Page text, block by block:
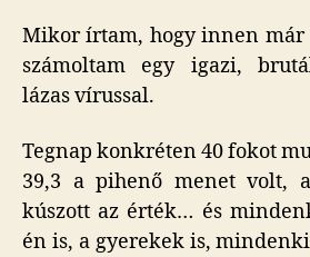
Mikor írtam, hogy innen már
számoltam egy igazi,
lázas vírussal.
Tegnap konkréten 40 fokot
39,3 a pihenő menet volt,
kúszott az érték… és
én is, a gyerekek is,